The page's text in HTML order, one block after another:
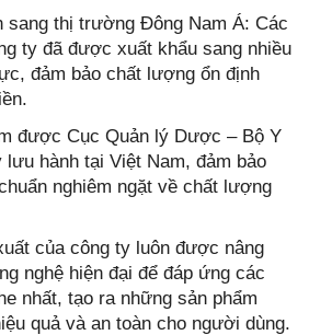
sang thị trường Đông Nam Á: Các
ty đã được xuất khẩu sang nhiều
đảm bảo chất lượng ổn định
được Cục Quản lý Dược – Bộ Y
hành tại Việt Nam, đảm bảo
nghiêm ngặt về chất lượng
của công ty luôn được nâng
nghệ hiện đại để đáp ứng các
nhất, tạo ra những sản phẩm
quả và an toàn cho người dùng.